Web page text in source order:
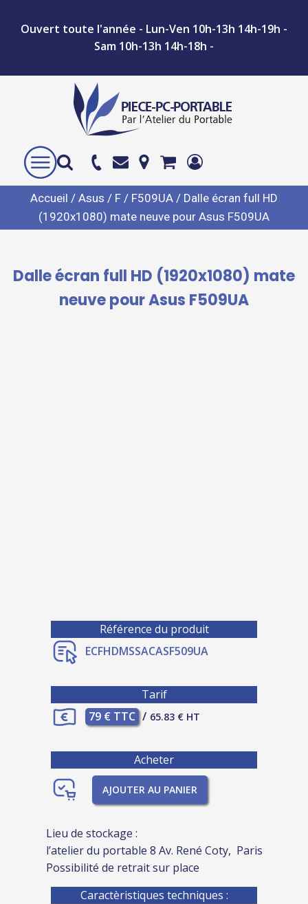
Ouvert toute l'année - Lun-Ven 10h-13h 14h-19h -
Sam 10h-13h 14h-18h -
Accueil / Asus / F / F509UA / Dalle écran full HD
(1920x1080) mate neuve pour Asus F509UA
Dalle écran full HD (1920x1080) mate
neuve pour Asus F509UA
Référence du produit
ECFHDMSSACASF509UA
Tarif
79 € TTC / 65.83 € HT
Acheter
AJOUTER AU PANIER
Lieu de stockage :
l’atelier du portable 8 Av. René Coty, Paris
Possibilité de retrait sur place
Caractèristiques techniques :